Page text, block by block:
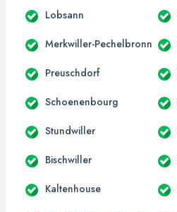
Lobsann
Merkwiller-Pechelbronn
Preuschdorf
Schoenenbourg
Stundwiller
Bischwiller
Kaltenhouse